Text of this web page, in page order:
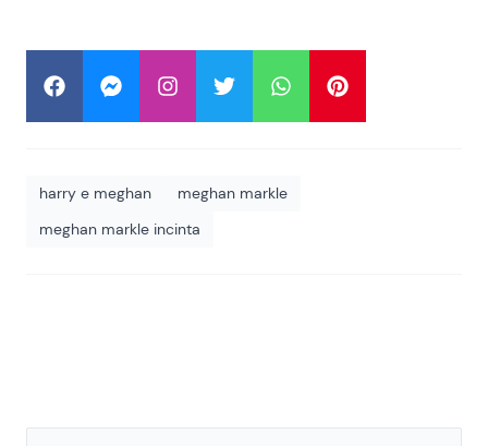
harry e meghan
meghan markle
meghan markle incinta